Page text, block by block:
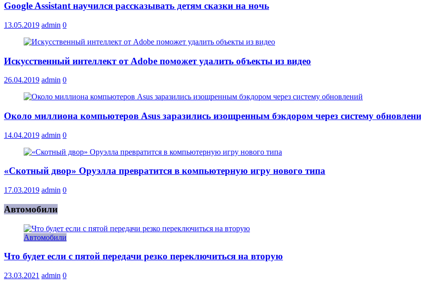
Google Assistant научился рассказывать детям сказки на ночь
13.05.2019 admin 0
Искусственный интеллект от Adobe поможет удалить объекты из видео
26.04.2019 admin 0
Около миллиона компьютеров Asus заразились изощренным бэкдором через систему
14.04.2019 admin 0
«Скотный двор» Оруэлла превратится в компьютерную игру нового типа
17.03.2019 admin 0
Автомобили
Автомобили
Что будет если с пятой передачи резко переключиться на вторую
23.03.2021 admin 0